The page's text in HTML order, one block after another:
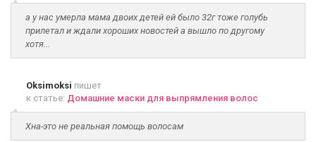
а у нас умерла мама двоих детей ей было 32г тоже голубь
прилетал и ждали хороших новостей а вышло по другому
хотя...
Oksimoksi пишет
к статье: Домашние маски для выпрямления волос
Хна-это не реальная помощь волосам